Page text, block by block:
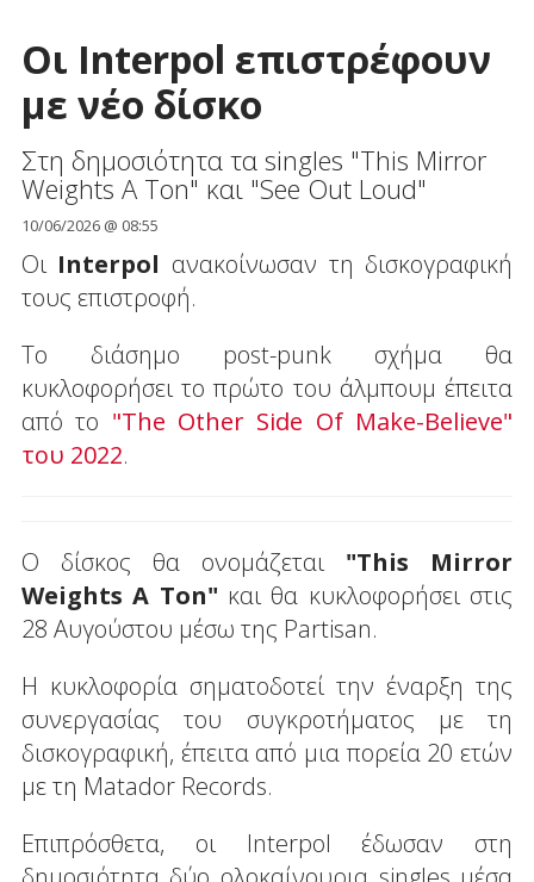
Οι Interpol επιστρέφουν
με νέο δίσκο
Στη δημοσιότητα τα singles "This Mirror
Weights A Ton" και "See Out Loud"
10/06/2026 @ 08:55
Οι Interpol ανακοίνωσαν τη δισκογραφική
τους επιστροφή.
Το διάσημο post-punk σχήμα θα
κυκλοφορήσει το πρώτο του άλμπουμ έπειτα
από το "The Other Side Of Make-Believe"
του 2022.
Ο δίσκος θα ονομάζεται "This Mirror
Weights A Ton" και θα κυκλοφορήσει στις
28 Αυγούστου μέσω της Partisan.
H κυκλοφορία σηματοδοτεί την έναρξη της
συνεργασίας του συγκροτήματος με τη
δισκογραφική, έπειτα από μια πορεία 20 ετών
με τη Matador Records.
Επιπρόσθετα, οι Interpol έδωσαν στη